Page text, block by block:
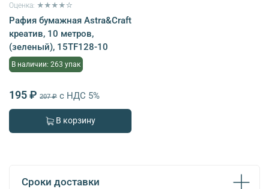
Оценка: ★★★★☆
Рафия бумажная Astra&Craft
креатив, 10 метров,
(зеленый), 15TF128-10
В наличии: 263 упак
195 ₽ 207 ₽ с НДС 5%
В корзину
Сроки доставки